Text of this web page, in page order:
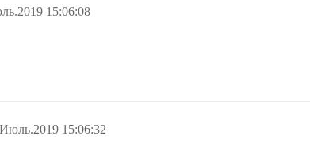
15:06:08
15:06:32